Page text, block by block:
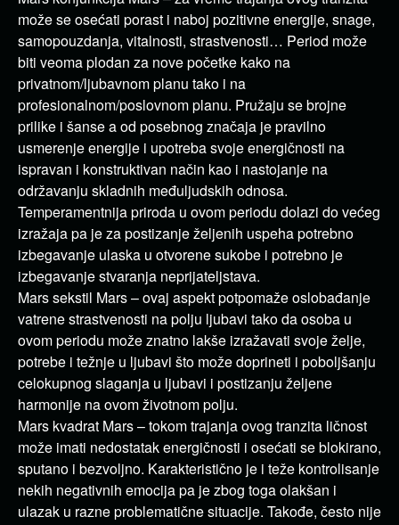
može se osećati porast i naboj pozitivne energije, snage,
samopouzdanja, vitalnosti, strastvenosti… Period može
biti veoma plodan za nove početke kako na
privatnom/ljubavnom planu tako i na
profesionalnom/poslovnom planu. Pružaju se brojne
prilike i šanse a od posebnog značaja je pravilno
usmerenje energije i upotreba svoje energičnosti na
ispravan i konstruktivan način kao i nastojanje na
održavanju skladnih međuljudskih odnosa.
Temperamentnija priroda u ovom periodu dolazi do većeg
izražaja pa je za postizanje željenih uspeha potrebno
izbegavanje ulaska u otvorene sukobe i potrebno je
izbegavanje stvaranja neprijateljstava.
Mars sekstil Mars – ovaj aspekt potpomaže oslobađanje
vatrene strastvenosti na polju ljubavi tako da osoba u
ovom periodu može znatno lakše izražavati svoje želje,
potrebe i težnje u ljubavi što može doprineti i poboljšanju
celokupnog slaganja u ljubavi i postizanju željene
harmonije na ovom životnom polju.
Mars kvadrat Mars – tokom trajanja ovog tranzita ličnost
može imati nedostatak energičnosti i osećati se blokirano,
sputano i bezvoljno. Karakteristično je i teže kontrolisanje
nekih negativnih emocija pa je zbog toga olakšan i
ulazak u razne problematične situacije. Takođe, često nije